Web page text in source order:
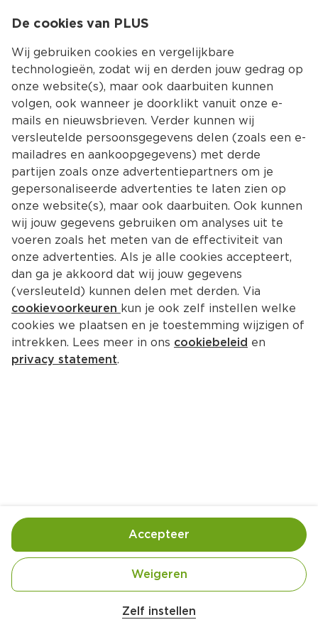
Kies jouw
Terug Producten
Dreft handafwas appel
Per Fles 340 ml  (per liter €5.85)
Handige informatie over dit product
De cookies van PLUS
Wij gebruiken cookies en vergelijkbare
technologieën, zodat wij en derden jouw gedrag op
onze website(s), maar ook daarbuiten kunnen
volgen, ook wanneer je doorklikt vanuit onze e-
mails en nieuwsbrieven. Verder kunnen wij
versleutelde persoonsgegevens delen (zoals een e-
mailadres en aankoopgegevens) met derde
partijen zoals onze advertentiepartners om je
gepersonaliseerde advertenties te laten zien op
onze website(s), maar ook daarbuiten. Ook kunnen
wij jouw gegevens gebruiken om analyses uit te
voeren zoals het meten van de effectiviteit van
onze advertenties. Als je alle cookies accepteert,
dan ga je akkoord dat wij jouw gegevens
(versleuteld) kunnen delen met derden. Via
cookievoorkeuren kun je ook zelf instellen welke
cookies we plaatsen en je toestemming wijzigen of
intrekken. Lees meer in ons cookiebeleid en
privacy statement.
Zelf instellen
Weigeren
Accepteer